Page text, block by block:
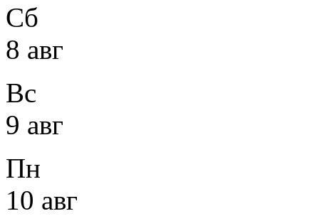
Сб
8 авг
Вс
9 авг
Пн
10 авг